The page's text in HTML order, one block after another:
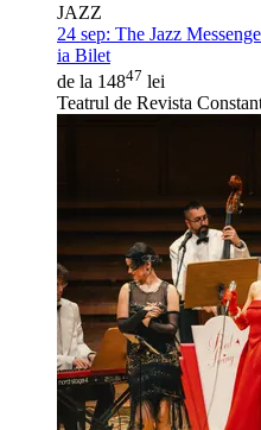
JAZZ
24 sep: The Jazz
ia Bilet
de la 14847 lei
Teatrul de Revista